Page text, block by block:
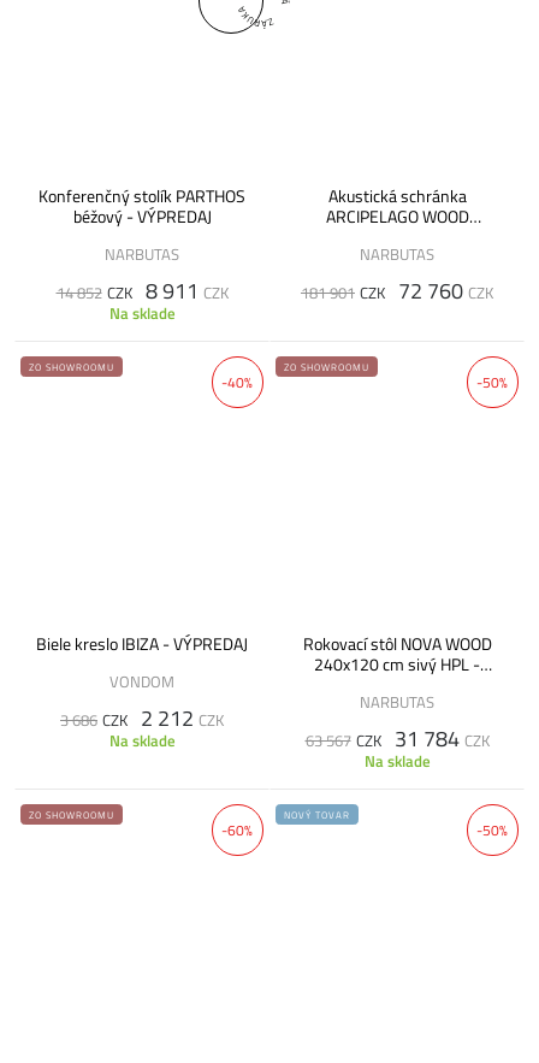
Konferenčný stolík PARTHOS
béžový - VÝPREDAJ
NARBUTAS
14 852 CZK 8 911 CZK
Na sklade
Akustická schránka
ARCIPELAGO WOOD
NARBUTAS
181 901 CZK 72 760 CZK
-40%
ZO SHOWROOMU
Biele kreslo IBIZA - VÝPREDAJ
VONDOM
3 686 CZK 2 212 CZK
Na sklade
-50%
ZO SHOWROOMU
Rokovací stôl NOVA WOOD
240x120 cm sivý HPL -
NARBUTAS
63 567 CZK 31 784 CZK
Na sklade
-60%
ZO SHOWROOMU
-50%
NOVÝ TOVAR